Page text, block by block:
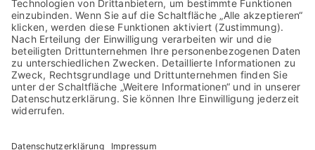
Mo. – Fr. 08:00 Uhr – 17:00 Uhr
Mo. – Fr. (Motorrad) 08:00 Uhr – 16:30 Uhr
SB- WASCHANLAGE:
Mo. – Sa.